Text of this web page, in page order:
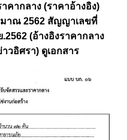
คากลาง (ราคาอ้างอิง)
มาณ 2562 สัญญาเลขที่
(อ้างอิงราคากลาง
วอิศรา) ดูเอกสาร